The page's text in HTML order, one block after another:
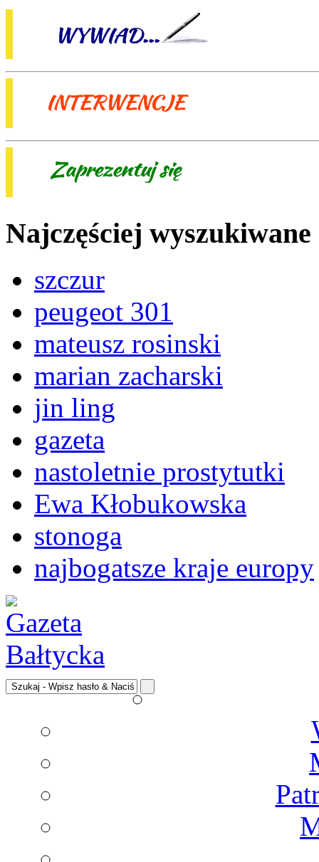
Najczęściej wyszukiwane
szczur
peugeot 301
mateusz rosinski
marian zacharski
jin ling
gazeta
nastoletnie prostytutki
Ewa Kłobukowska
stonoga
najbogatsze kraje europy